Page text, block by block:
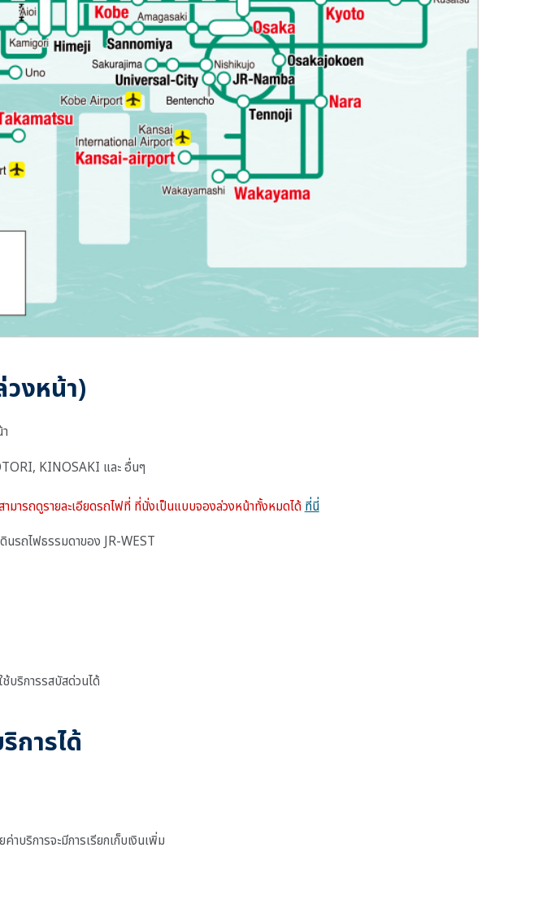
งหน้า)
KINOSAKI และ อื่นๆ
ารถดูรายละเอียดรถไฟที่ ที่นั่งเป็นแบบจองล่วงหน้าทั้งหมดได้ ที่นี่
รถไฟธรรมดาของ JR-WEST
บริการรสบัสด่วนได้
การได้
บริการจะมีการเรียกเก็บเงินเพิ่ม